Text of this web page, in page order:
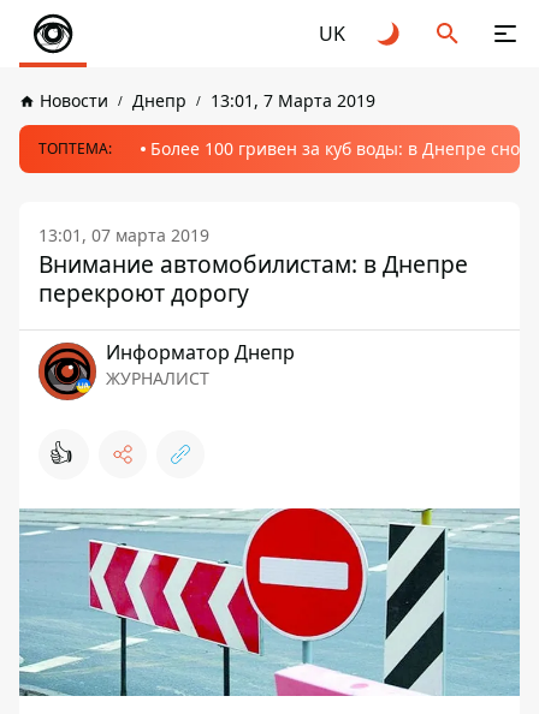
UK
Новости Днепр 13:01, 7 Марта 2019
ТОПТЕМА: Более 100 гривен за куб воды: в Днепре
13:01, 07 марта 2019
Внимание автомобилистам: в Днепре
перекроют дорогу
Информатор Днепр
ЖУРНАЛИСТ
👍